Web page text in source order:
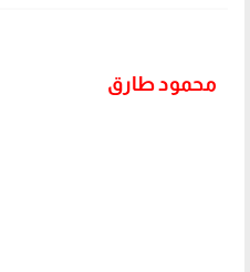
محمود طارق